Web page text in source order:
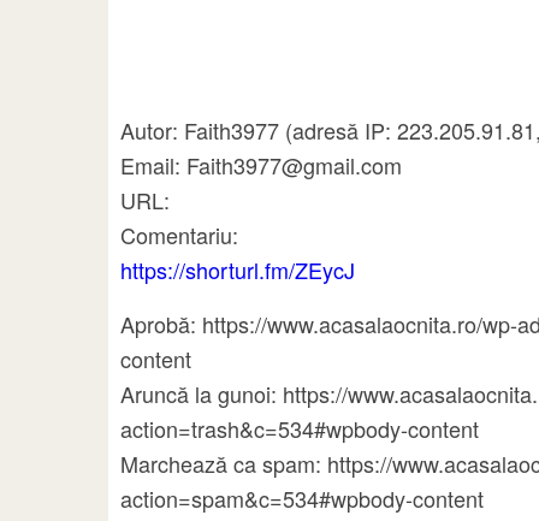
Autor: Faith3977 (adresă IP:
Email: Faith3977@gmail.com
URL:
Comentariu:
https://shorturl.fm/ZEycJ
Aprobă: https://www.acasalaocnita.ro/wp-
content
Aruncă la gunoi: https://
action=trash&c=534#wpbody-content
Marchează ca spam: https://
action=spam&c=534#wpbody-content